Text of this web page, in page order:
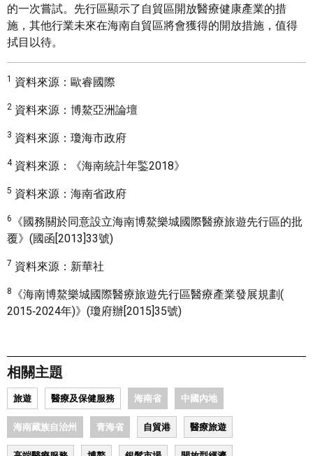
的一次嘗試。先行區顯示了自貿區開放醫療健康產業的措
施，其他行業未來在海南自貿區將會獲得的開放措施，值得
拭目以待。
1 資料來源：歐睿國際
2 資料來源：博鰲亞洲論壇
3 資料來源：瓊海市政府
4資料來源：《海南統計年鍳2018》
5 資料來源：海南省政府
6
《國務關於同意設立海南博鰲樂城國際醫療旅遊先行區的批
覆》(國函[2013]33號)
7 資料來源：新華社
8
《海南博鰲樂城國際醫療旅遊先行區醫療產業發展規劃(
2015‑2024年)》(瓊府辦[2015]35號)
相關主題
旅遊 醫療及保健服務 海南省 中國內地
海南藏族自治州 青海省 自貿港 醫療旅遊